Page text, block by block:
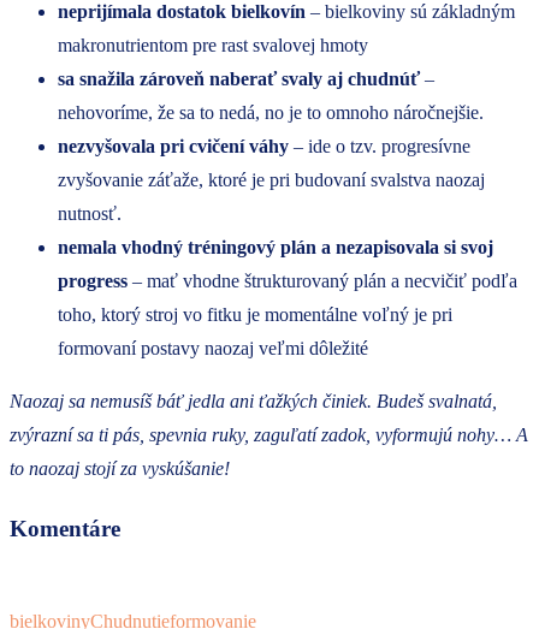
neprijímala dostatok bielkovín – bielkoviny sú základným
makronutrientom pre rast svalovej hmoty
sa snažila zároveň naberať svaly aj chudnúť–
nehovoríme, že sa to nedá, no je to omnoho náročnejšie.
nezvyšovala pri cvičení váhy – ide o tzv. progresívne
zvyšovanie záťaže, ktoré je pri budovaní svalstva naozaj
nutnosť.
nemala vhodný tréningový plán a nezapisovala si svoj
progress – mať vhodne štrukturovaný plán a necvičiť podľa
toho, ktorý stroj vo fitku je momentálne voľný je pri
formovaní postavy naozaj veľmi dôležité
Naozaj sa nemusíš báť jedla ani ťažkých činiek. Budeš svalnatá,
zvýrazní sa ti pás, spevnia ruky, zaguľatí zadok, vyformujú nohy… A
to naozaj stojí za vyskúšanie!
Komentáre
bielkovinyChudnutieformovanie